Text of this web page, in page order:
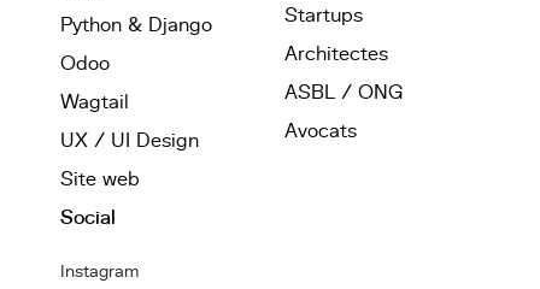
Python & Django
Odoo
Wagtail
UX / UI Design
Site web
Startups
Architectes
ASBL / ONG
Avocats
Social
Instagram